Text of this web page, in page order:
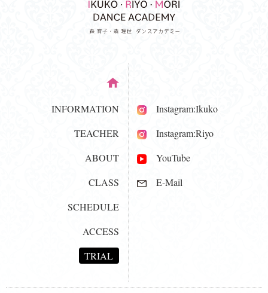
INFORMATION
TEACHER
ABOUT
CLASS
SCHEDULE
ACCESS
TRIAL
Instagram:Ikuko
Instagram:Riyo
YouTube
E-Mail